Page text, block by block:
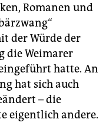
Romanen und
der Würde der
die Weimarer
hatte. An
hat sich auch
– die
eigentlich andere.